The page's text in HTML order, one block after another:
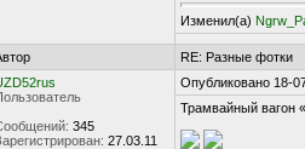
Изменил(а)
RE: Разные фотки
345
27.03.11
Опубликовано 18-
Трамвайный вагон